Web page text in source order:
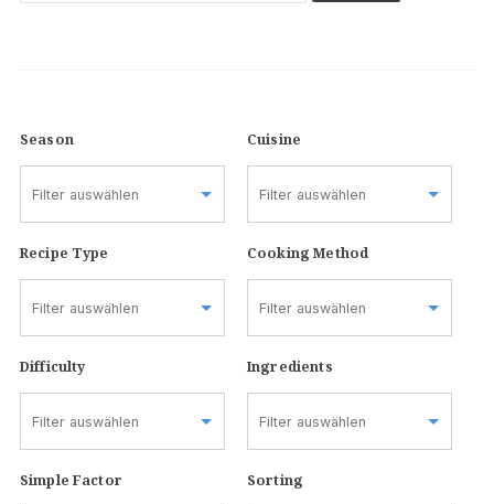
Season Cuisine
Recipe Type Cooking Method
Difficulty Ingredients
Simple Factor Sorting